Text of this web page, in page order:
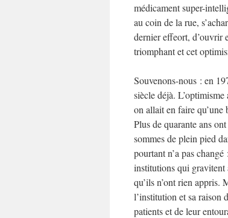
médicament super-
au coin de la rue,
dernier effeort, d’ouvrir
triomphant et cet
Souvenons-nous : en
siècle déjà.
on allait en faire
Plus de quarante ans
sommes de plein pied
pourtant n’a pas
institutions qui gravitent
qu’ils n’ont rien appris.
l’institution et sa raison
patients et de leur